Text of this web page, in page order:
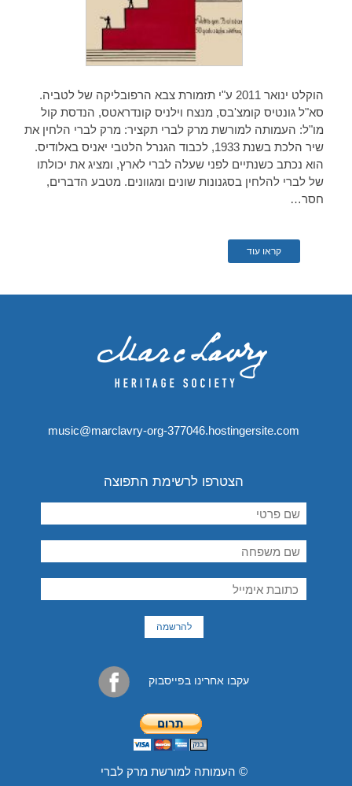
הוקלט ינואר 2011 ע"י תזמורת צבא הרפובליקה של לטביה.
סא"ל גונטיס קומצ'בס, מנצח וילניס קונדראטס, הנדסת קול
מו"ל: העמותה למורשת מרק לברי תקציר: מרק לברי הלחין את
שיר הלכת בשנת 1933, לכבוד הגנרל הלטבי יאניס באלודיס.
הוא נכתב כשנתיים לפני שעלה לברי לארץ, ומציג את יכולתו
של לברי להלחין בסגנונות שונים ומגוונים. מטבע הדברים,
חסר…
קראו עוד
music@marclavry-org-377046.hostingersite.com
הצטרפו לרשימת התפוצה
עקבו אחרינו בפייסבוק
© העמותה למורשת מרק לברי